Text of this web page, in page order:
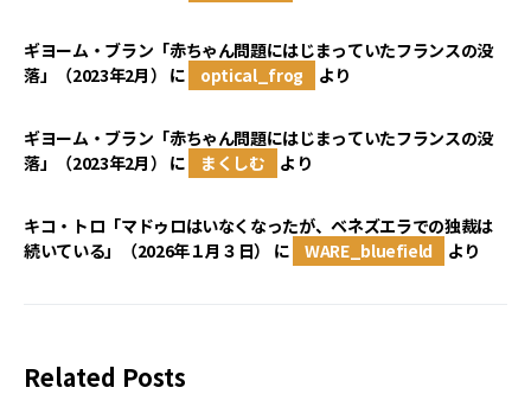
ギヨーム・ブラン「赤ちゃん問題にはじまっていたフランスの没
落」（2023年2月） に optical_frog より
ギヨーム・ブラン「赤ちゃん問題にはじまっていたフランスの没
落」（2023年2月） に まくしむ より
キコ・トロ「マドゥロはいなくなったが、ベネズエラでの独裁は
続いている」（2026年１月３日）
に WARE_bluefield より
Related Posts